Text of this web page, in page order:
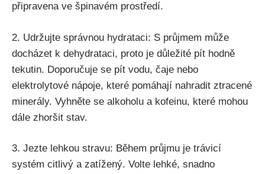
připravena ve špinavém‍ prostředí.
2. Udržujte správnou hydrataci: S ⁣průjmem může
docházet k dehydrataci, proto je důležité pít hodně
tekutin.‍ Doporučuje se pít ‌vodu, čaje‌ nebo
elektrolytové nápoje, které pomáhají nahradit ztracené
minerály. Vyhněte se alkoholu a kofeinu, které mohou
dále zhoršit stav.
3. Jezte lehkou stravu: Během průjmu je trávicí
systém citlivý a​ zatížený. Volte lehké, snadno